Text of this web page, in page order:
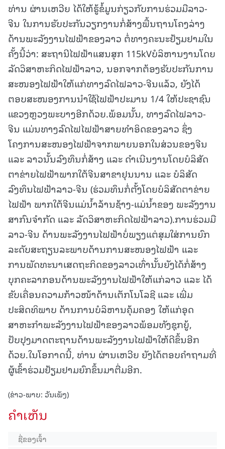
ທ່ານ ຜ່ານເຫວີຍ ໄດ້ໃຫ້ຮູ້ຂໍ້ມູນກ່ຽວກັບການຮ່ວມມືລາວ-
ຈີນ ໃນການຮັບປະກັນວຽກງານກໍ່ສ້າງພື້ນຖານໂຄງລ່າງ
ດ້ານພະລັງງານໄຟຟ້າຂອງລາວ ຕໍ່ທາງຄະນະຢ້ຽມຢາມໃນ
ຄັ້ງນີ້ວ່າ: ສະຖານີໄຟຟ້າແສນສຸກ 115kVບໍລິຫານງານໂດຍ
ລັດວິສາຫະກິດໄຟຟ້າລາວ, ນອກຈາກຕ້ອງຮັບປະກັນການ
ສະໜອງໄຟຟ້າໃຫ້ແກ່ທາງລົດໄຟລາວ-ຈີນແລ້ວ, ຍັງໄດ້
ຕອບສະໜອງການນຳໃຊ້ໄຟຟ້າປະມານ 1/4 ໃຫ້ປະຊາຊົນ
ແຂວງຫຼວງພະບາງອີກດ້ວຍ.ພ້ອມນັ້ນ, ທາງລົດໄຟລາວ-
ຈີນ ແມ່ນທາງລົດໄຟໄຟຟ້າສາຍທໍາອິດຂອງລາວ ຊຶ່ງ
ໂຄງການສະໜອງໄຟຟ້າຈາກພາຍນອກໃນສ່ວນຂອງຈີນ
ແລະ ລາວນັ້ນລົງທຶນກໍ່ສ້າງ ແລະ ດໍາເນີນງານໂດຍບໍລິສັດ
ຕາຂ່າຍໄຟຟ້າພາກໃຕ້ຈີນສາຂາຢຸນນານ ແລະ ບໍລິສັດ
ລົງທຶນໄຟຟ້າລາວ-ຈີນ (ຮ່ວມທຶນກໍ່ຕັ້ງໂດຍບໍລິສັດຕາຂ່າຍ
ໄຟຟ້າ ພາກໃຕ້ຈີນແມ່ນໍ້າລ້ານຊ້າງ-ແມ່ນໍ້າຂອງ ພະລັງງານ
ສາກົນຈໍາກັດ ແລະ ລັດວິສາຫະກິດໄຟຟ້າລາວ).ການຮ່ວມມື
ລາວ-ຈີນ ດ້ານພະລັງງານໄຟຟ້າບໍ່ພຽງແຕ່ສຸມໃສ່ການຍົກ
ລະດັບສະຖຽນລະພາບດ້ານການສະໜອງໄຟຟ້າ ແລະ
ການພັດທະນາເສດຖະກິດຂອງລາວເທົ່ານັ້ນຍັງໄດ້ກໍ່ສ້າງ
ບຸກຄະລາກອນດ້ານພະລັງງານໄຟຟ້າໃຫ້ແກ່ລາວ ແລະ ໄດ້
ຂັບເຄື່ອນຄວາມກ້າວໜ້າດ້ານເຕັກໂນໂລຊີ ແລະ ເພີ່ມ
ປະສິດທິພາບ ດ້ານການບໍລິຫານຄຸ້ມຄອງ ໃຫ້ແກ່ອຸດ
ສາຫະກໍາພະລັງງານໄຟຟ້າຂອງລາວພ້ອມທັງຊຸກຍູ້,
ປັບປຸງມາດຕະຖານດ້ານພະລັງງານໄຟຟ້າໃຫ້ດີຂຶ້ນອີກ
ດ້ວຍ.ໃນໂອກາດນີ້, ທ່ານ ຜ່ານເຫວີຍ ຍັງໄດ້ຕອບຄໍາຖາມທີ່
ຜູ້ເຂົ້າຮ່ວມຢ້ຽມຢາມຍົກຂຶ້ນມາຕື່ມອີກ.
(ຂ່າວ-ພາບ: ວັນເພັງ)
ຄໍາເຫັນ